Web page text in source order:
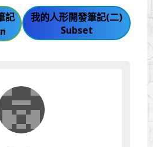
記
我的人形開發筆記(二)
Subset